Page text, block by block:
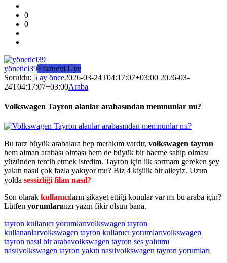
Kullanıcı
Yorumları
Deneyimleri
En
sonuncu
Sorular
0
0
yönetici39Efsanevi Üye
Soruldu: 5 ay önce2026-03-24T04:17:07+03:00 2026-03-
24T04:17:07+03:00Araba
Volkswagen Tayron alanlar arabasından memnunlar mı?
Bu tarz büyük arabalara hep merakım vardır, volkswagen tayron
hem alman arabası olması hem de büyük bir hacme sahip olması
yüzünden tercih etmek istedim. Tayron için ilk sormam gereken şey
yakıtı nasıl çok fazla yakıyor mu? Biz 4 kişilik bir aileyiz. Uzun
yolda sessizliği filan nasıl?
Son olarak kullanıcıların şikayet ettiği konular var mı bu araba için?
Lütfen yorumlarınızı yazın fikir olsun bana.
tayron kullanıcı yorumlarıvolkswagen tayron
kullananlarvolkswagen tayron kullanıcı yorumlarıvolkswagen
tayron nasıl bir arabavolkswagen tayron ses yalıtımı
nasılvolkswagen tayron yakıtı nasılvolkswagen tayron yorumları